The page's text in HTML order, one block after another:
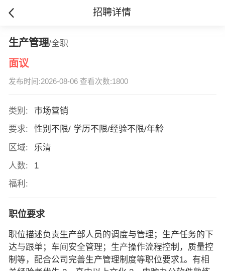
招聘详情
生产管理/全职
面议
发布时间:2026-08-06 查看次数:1800
类别:
市场营销
要求:
性别不限/ 学历不限/经验不限/年龄
区域:
乐清
人数:
1
福利:
职位要求
职位描述负责生产部人员的调度与管理；生产任务的下
达与跟单；车间安全管理；生产操作流程控制，质量控
制等，配合公司完善生产管理制度等职位要求1。有相